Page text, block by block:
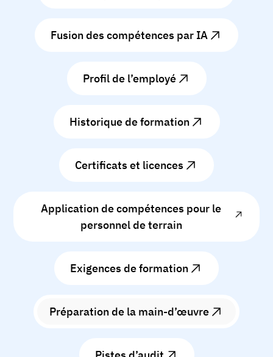
Fusion des compétences par IA
Profil de l’employé
Historique de formation
Certificats et licences
Application de compétences pour le
personnel de terrain
Exigences de formation
Préparation de la main-d’œuvre